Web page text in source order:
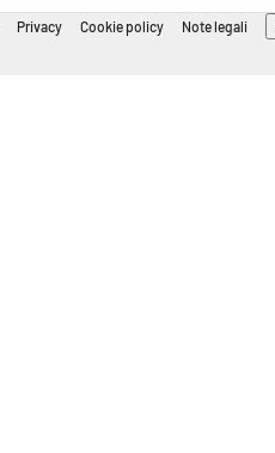
Privacy Cookie policy Note legali